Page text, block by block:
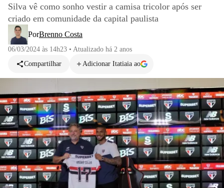
Silva vê como sonho vestir a camisa tricolor após ser
criado em comunidade da capital paulista
PorBrenno Costa
06/03/2024 às 14h23 • Atualizado há 2 anos
Compartilhar
Adicionar Itatiaia ao